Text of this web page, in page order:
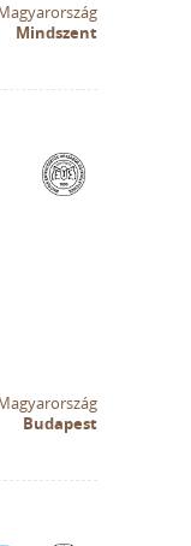
Mindszent
Budapest